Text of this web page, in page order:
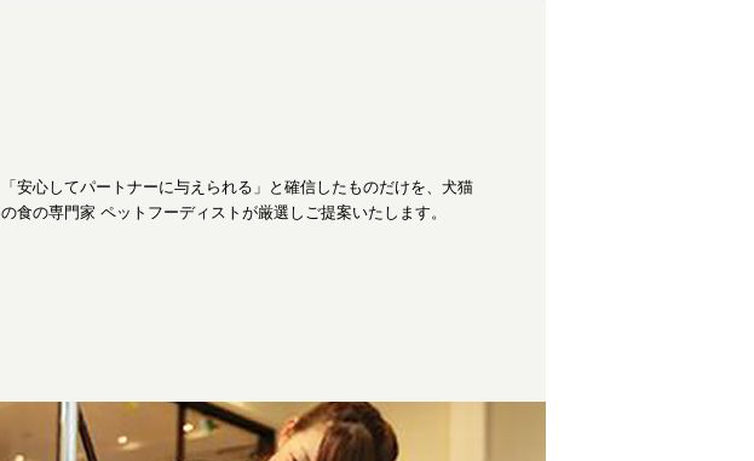
「安心してパートナーに与えられる」と確信したものだけを、犬猫
の食の専門家 ペットフーディストが厳選しご提案いたします。